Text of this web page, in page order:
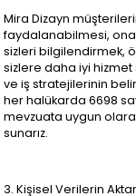
Mira Dizayn
faydalanabilmesi,
sizleri bilgilendirmek,
sizlere daha iyi
ve iş stratejilerinin
her halükarda 6698
mevzuata uygun
sunarız.
3. Kişisel Verilerin